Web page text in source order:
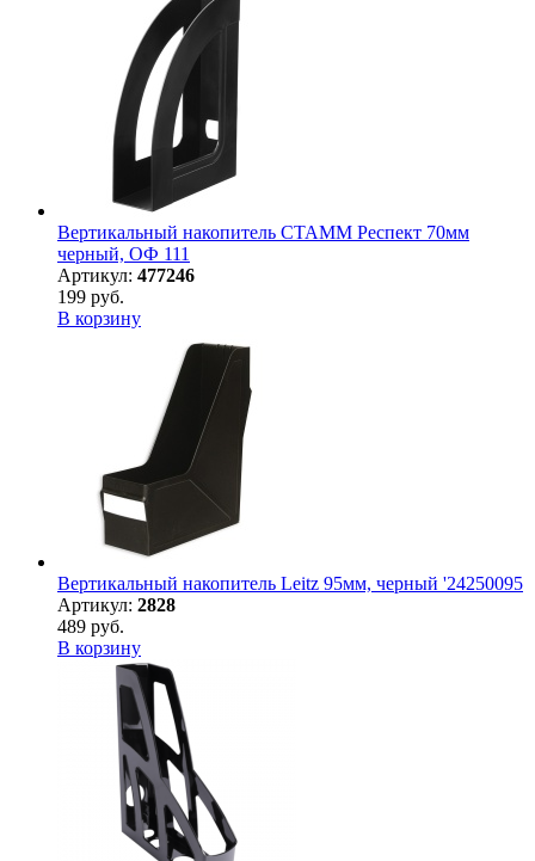
Вертикальный накопитель СТАММ Респект 70мм
черный, ОФ 111
Артикул: 477246
199 руб.
В корзину
Вертикальный накопитель Leitz 95мм, черный '24250095
Артикул: 2828
489 руб.
В корзину